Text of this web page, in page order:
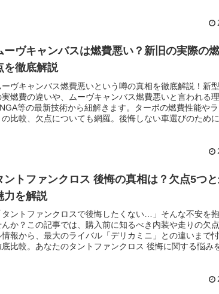
ーヴキャンバスは燃費悪い？新旧の実際の
を徹底解説
ーヴキャンバス燃費悪いという噂の真相を徹底解説！新
実燃費の違いや、ムーヴキャンバス燃費悪いと言われる
等の最新技術から紐解きます。ターボの燃費性能や
の比較、欠点についても網羅。後悔しない車選びのために
ントファンクロス 後悔の真相は？欠点5つ
力を解説
タントファンクロスで後悔したくない…」そんな不安を
んか？この記事では、購入前に知るべき内装や走りの欠
情報から、最大のライバル「デリカミニ」との違いまで
底比較。あなたのタントファンクロス 後悔に関する悩み